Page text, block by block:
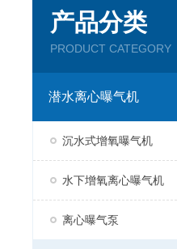
产品分类
PRODUCT CATEGORY
潜水离心曝气机
沉水式增氧曝气机
水下增氧离心曝气机
离心曝气泵